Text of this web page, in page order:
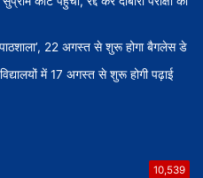
22 अगस्त से शुरू होगा बैगलेस डे
में 17 अगस्त से शुरू होगी पढ़ाई
10,539